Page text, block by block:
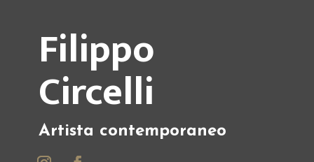
Filippo
Circelli
Artista contemporaneo